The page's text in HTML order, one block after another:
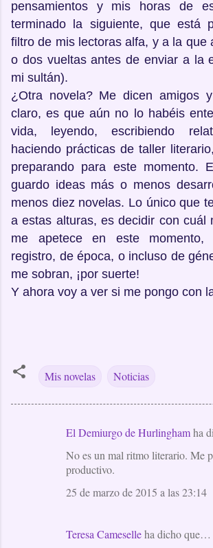
pensamientos y mis horas de
terminado la siguiente, que está
filtro de mis lectoras alfa, y a la que
o dos vueltas antes de enviar a la
mi sultán).
¿Otra novela? Me dicen amigos
claro, es que aún no lo habéis
vida, leyendo, escribiendo
haciendo prácticas de taller
preparando para este momento.
guardo ideas más o menos
menos diez novelas. Lo único que
a estas alturas, es decidir con cuál
me apetece en este
registro, de época, o incluso de
me sobran, ¡por suerte!
Y ahora voy a ver si me pongo con
Mis novelas Noticias
El Demiurgo de Hurlinghamha
No es un mal ritmo literario. Me
productivo.
25 de marzo de 2015 a las 23:14
Teresa Cameselleha dicho que…